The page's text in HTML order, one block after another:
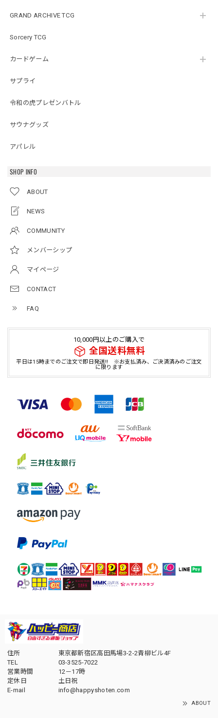
GRAND ARCHIVE TCG
Sorcery TCG
カードゲーム
サプライ
令和の虎プレゼンバトル
サウナグッズ
アパレル
SHOP INFO
ABOUT
NEWS
COMMUNITY
メンバーシップ
マイページ
CONTACT
FAQ
10,000円以上のご購入で
全国送料無料
平日は15時までのご注文で即日発送!! ※お支払済み、ご決済済みのご注文
に限ります
住所
東京都新宿区高田馬場3-2-2青柳ビル4F
TEL
03-3525-7022
営業時間
12－17時
定休日
土日祝
E-mail
info@happyshoten.com
ABOUT